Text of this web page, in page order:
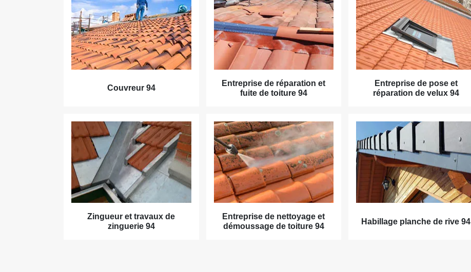
Couvreur 94
Entreprise de réparation et
fuite de toiture 94
Entreprise de pose et
réparation de velux 94
Zingueur et travaux de
zinguerie 94
Entreprise de nettoyage et
démoussage de toiture 94
Habillage planche de rive 94